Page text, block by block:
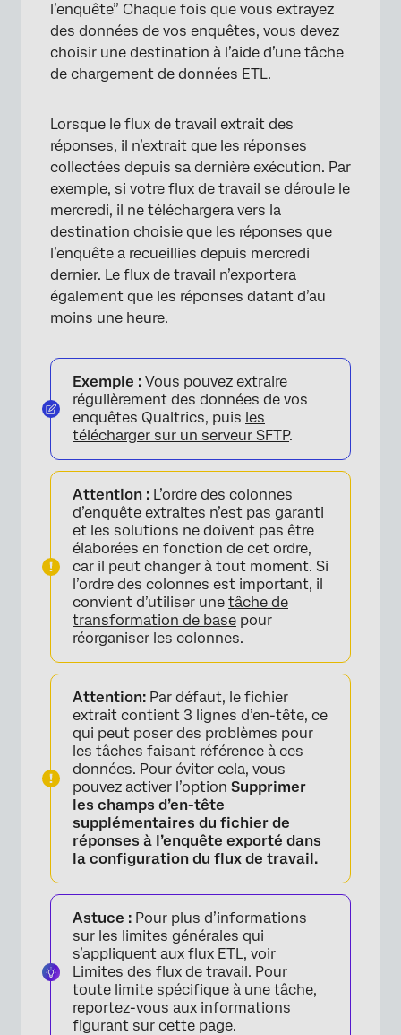
l’enquête” Chaque fois que vous extrayez
des données de vos enquêtes, vous devez
choisir une destination à l’aide d’une tâche
de chargement de données ETL.
Lorsque le flux de travail extrait des
réponses, il n’extrait que les réponses
collectées depuis sa dernière exécution. Par
exemple, si votre flux de travail se déroule le
mercredi, il ne téléchargera vers la
destination choisie que les réponses que
l’enquête a recueillies depuis mercredi
dernier. Le flux de travail n’exportera
également que les réponses datant d’au
moins une heure.
Exemple : Vous pouvez extraire
régulièrement des données de vos
enquêtes Qualtrics, puis les
télécharger sur un serveur SFTP.
Attention : L’ordre des colonnes
d’enquête extraites n’est pas garanti
et les solutions ne doivent pas être
élaborées en fonction de cet ordre,
car il peut changer à tout moment. Si
l’ordre des colonnes est important, il
convient d’utiliser une tâche de
transformation de base pour
réorganiser les colonnes.
Attention: Par défaut, le fichier
extrait contient 3 lignes d’en-tête, ce
qui peut poser des problèmes pour
les tâches faisant référence à ces
données. Pour éviter cela, vous
pouvez activer l’option Supprimer
les champs d’en-tête
supplémentaires du fichier de
réponses à l’enquête exporté dans
la configuration du flux de travail.
Astuce : Pour plus d’informations
sur les limites générales qui
s’appliquent aux flux ETL, voir
Limites des flux de travail. Pour
toute limite spécifique à une tâche,
reportez-vous aux informations
figurant sur cette page.